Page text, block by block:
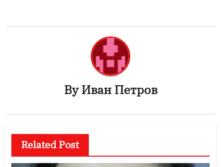
ByИван Петров
Related Post